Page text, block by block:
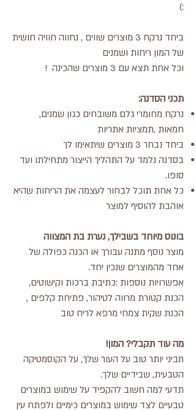
:)
ביחד נרקח 3 מוצרים שווים , נחווה חוויה חושית
של המון ריחות ושמנים
וכל אחת תצא עם 3 מוצרים שהכינה !
תכני הסדנה:
נרקח מחומרי גלם משובחים כגון שמנים,
חמאות ,תמציות אתריות
ביחד נבחר 3 מוצרים שיתאימו לך
בסדנה נלמד על התהליך הייצור מתחילתו ועד
סופו.
כל אחת תוכל לבחור לעצמה את הריחות שהיא
אוהבת להוסיף למוצר
בונוס מיוחד בשבילך, נערת בת המצווה
מוצר נוסף מתנה עבורך או הכנה כפולה של
אחד מהמוצרים שנכין יחד.
אפשרויות נוספות :כתיבת ברכות וקישוטים,
הכנת קטורת מרווה לטיהור, פתיחת קלפים ,
הכנת שקית צמחי מרפא לריח טוב
מה עוד תקבלי? המון!
תביני יותר טוב על העור שלך, על הקוסמטיקה
הטבעית, שבידיים שלך.
תדעי למה חשוב להקפיד על שימוש במוצרים
טבעיים לצד שימוש במוצרים כימיים ולפתח עין